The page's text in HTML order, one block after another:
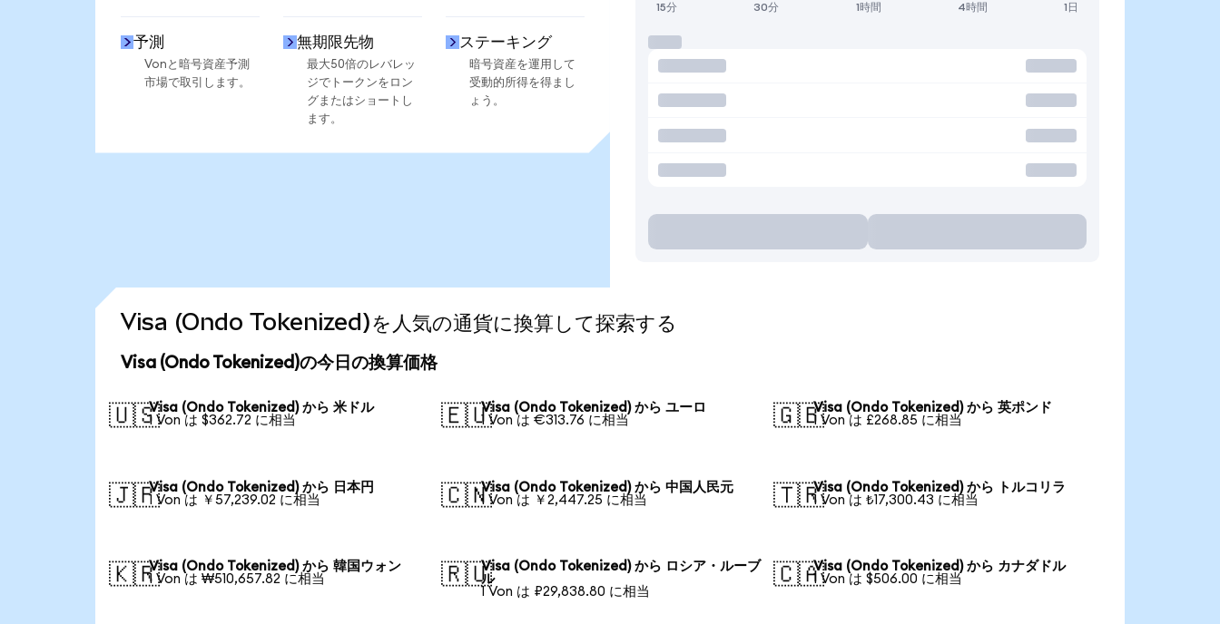
予測
Vonと暗号資産予測
市場で取引します。
無期限先物
最大50倍のレバレッ
ジでトークンをロン
グまたはショートし
ます。
ステーキング
暗号資産を運用して
受動的所得を得まし
ょう。
15分 30分 1時間 4時間 1日
Visa (Ondo Tokenized)を人気の通貨に換算して探索する
Visa (Ondo Tokenized)の今日の換算価格
🇺🇸Visa (Ondo Tokenized) から 米ドル
1 Von は $362.72 に相当
🇪🇺Visa (Ondo Tokenized) から ユーロ
1 Von は €313.76 に相当
🇬🇧Visa (Ondo Tokenized) から 英ポンド
1 Von は £268.85 に相当
🇯🇵Visa (Ondo Tokenized) から 日本円
1 Von は ￥57,239.02 に相当
🇨🇳Visa (Ondo Tokenized) から 中国人民元
1 Von は ￥2,447.25 に相当
🇹🇷Visa (Ondo Tokenized) から トルコリラ
1 Von は ₺17,300.43 に相当
🇰🇷Visa (Ondo Tokenized) から 韓国ウォン
1 Von は ₩510,657.82 に相当
🇷🇺Visa (Ondo Tokenized) から ロシア・ルーブ
ル
1 Von は ₽29,838.80 に相当
🇨🇦Visa (Ondo Tokenized) から カナダドル
1 Von は $506.00 に相当